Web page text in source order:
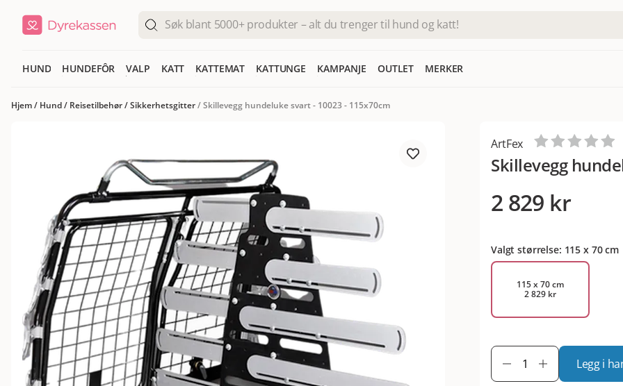
HUND HUNDEFÔR VALP KATT KATTEMAT KATTUNGE KAMPANJE OUTLET MERKER
Hjem/ Hund/ Reisetilbehør/Sikkerhetsgitter/Skillevegg hundeluke svart - 10023 - 115x70cm
ArtFex
Skillevegg
2 829 kr
Valgt størrelse: 115 x 70 cm
115 x 70 cm
2 829 kr
Legg i